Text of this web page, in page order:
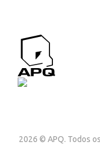
2026 © APQ. Todos